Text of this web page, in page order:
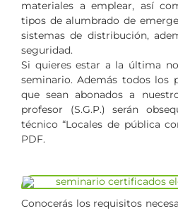
materiales a emplear, así
tipos de alumbrado de
sistemas de distribución,
seguridad.
Si quieres estar a la última
seminario. Además todos los
que sean abonados a
profesor (S.G.P.) serán
técnico “Locales de pública
PDF.
Conocerás los requisitos